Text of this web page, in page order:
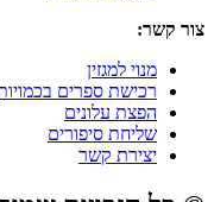
צור קשר:
מנוי למגזין
רכישת ספרים
הפצת עלונים
שליחת סיפורים
יצירת קשר